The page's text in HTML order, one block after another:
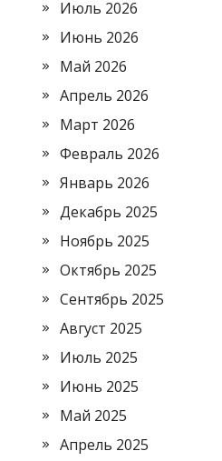
Июль 2026
Июнь 2026
Май 2026
Апрель 2026
Март 2026
Февраль 2026
Январь 2026
Декабрь 2025
Ноябрь 2025
Октябрь 2025
Сентябрь 2025
Август 2025
Июль 2025
Июнь 2025
Май 2025
Апрель 2025